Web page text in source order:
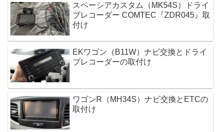
スペーシアカスタム（MK54S）ドライ
ブレコーダー COMTEC『ZDR045』取
付け
EKワゴン（B11W）ナビ交換とドライ
ブレコーダーの取付け
ワゴンR（MH34S）ナビ交換とETCの
取付け